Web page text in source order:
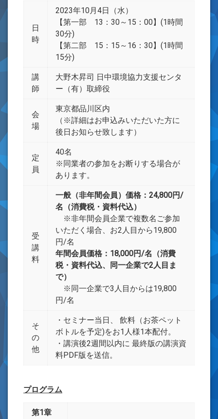
日
時
2023年10月4日（水）
【第一部 13：30～15：00】(1時間
30分)
【第二部 15：15～16：30】(1時間
15分)
講
師
大野木昇司 日中環境協力支援センタ
ー（有）取締役
会
場
東京都品川区内
（※詳細はお申込みいただいた方に
後日お知らせ致します）
定
員
40名
※同業者の参加をお断りする場合が
あります。
受
講
料
一般（非年間会員）価格：24,800円/
名（消費税・資料代込）
※非年間会員企業で複数名ご参加
いただく場合、お2人目から19,800
円/名
年間会員価格：18,000円/名（消費
税・資料代込、同一企業で2人目ま
で）
※同一企業で3人目からは19,800
円/名
そ
の
他
・セミナー当日、 飲料（お茶ペット
ボトルを予定)をお1人様1本配付。
・講演後2週間以内に 最終版の講演資
料PDF版を送信。
プログラム
第1章